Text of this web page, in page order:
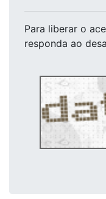
Para liberar o
responda ao